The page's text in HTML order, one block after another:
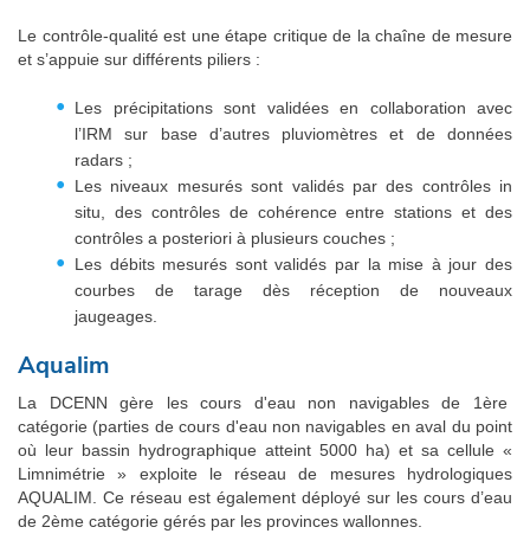
Le contrôle-qualité est une étape critique de la chaîne de mesure
et s’appuie sur différents piliers :
Les précipitations sont validées en collaboration avec
l’IRM sur base d’autres pluviomètres et de données
radars ;
Les niveaux mesurés sont validés par des contrôles in
situ, des contrôles de cohérence entre stations et des
contrôles a posteriori à plusieurs couches ;
Les débits mesurés sont validés par la mise à jour des
courbes de tarage dès réception de nouveaux
jaugeages.
Aqualim
La DCENN gère les cours d'eau non navigables de 1ère
catégorie (parties de cours d'eau non navigables en aval du point
où leur bassin hydrographique atteint 5000 ha) et sa cellule «
Limnimétrie » exploite le réseau de mesures hydrologiques
AQUALIM. Ce réseau est également déployé sur les cours d’eau
de 2ème catégorie gérés par les provinces wallonnes.